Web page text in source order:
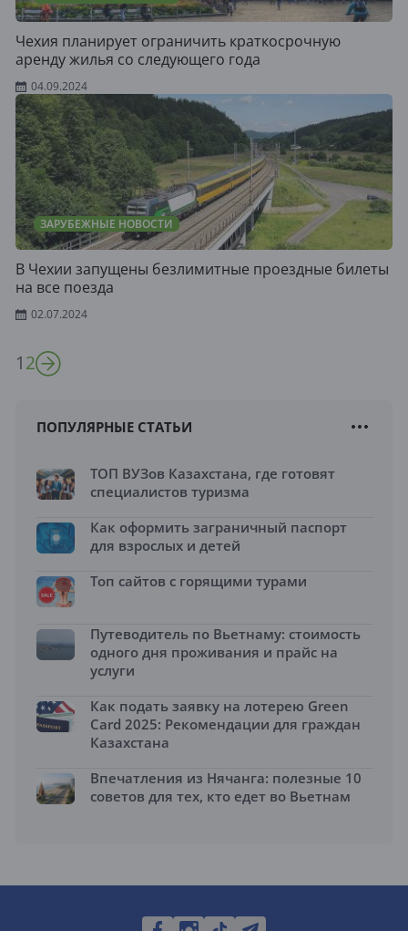
Чехия планирует ограничить краткосрочную
аренду жилья со следующего года
04.09.2024
ЗАРУБЕЖНЫЕ НОВОСТИ
В Чехии запущены безлимитные проездные билеты
на все поезда
02.07.2024
12
ПОПУЛЯРНЫЕ СТАТЬИ
ТОП ВУЗов Казахстана, где готовят
специалистов туризма
Как оформить заграничный паспорт
для взрослых и детей
Топ сайтов с горящими турами
Путеводитель по Вьетнаму: стоимость
одного дня проживания и прайс на
услуги
Как подать заявку на лотерею Green
Card 2025: Рекомендации для граждан
Казахстана
Впечатления из Нячанга: полезные 10
советов для тех, кто едет во Вьетнам